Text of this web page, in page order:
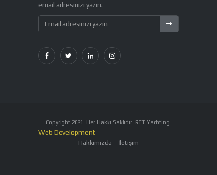
email adresinizi yazın.
Copyright 2021. Her Hakkı Saklıdır. RTT Yachting
Web Development
Hakkımızda İletişim